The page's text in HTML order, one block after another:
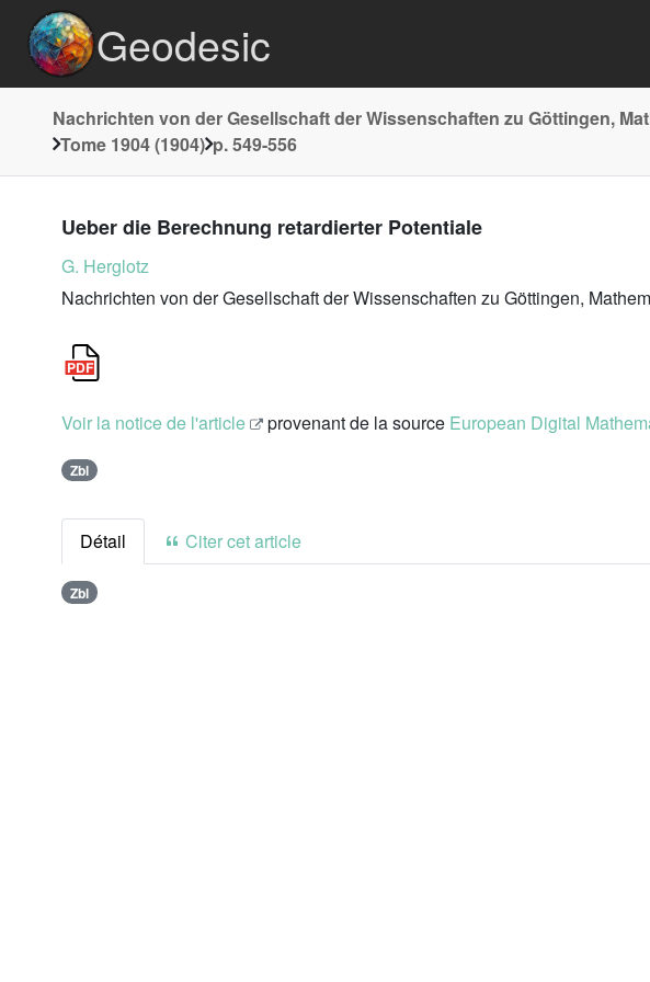
Geodesic
Nachrichten von der Gesellschaft der Wissenschaften zu Göttingen,
Tome 1904 (1904) p. 549-556
Ueber die Berechnung retardierter Potentiale
G. Herglotz
Nachrichten von der Gesellschaft der Wissenschaften zu Göttingen,
Voir la notice de l'article provenant de la source European Digital
Zbl
Détail Citer cet article
Zbl